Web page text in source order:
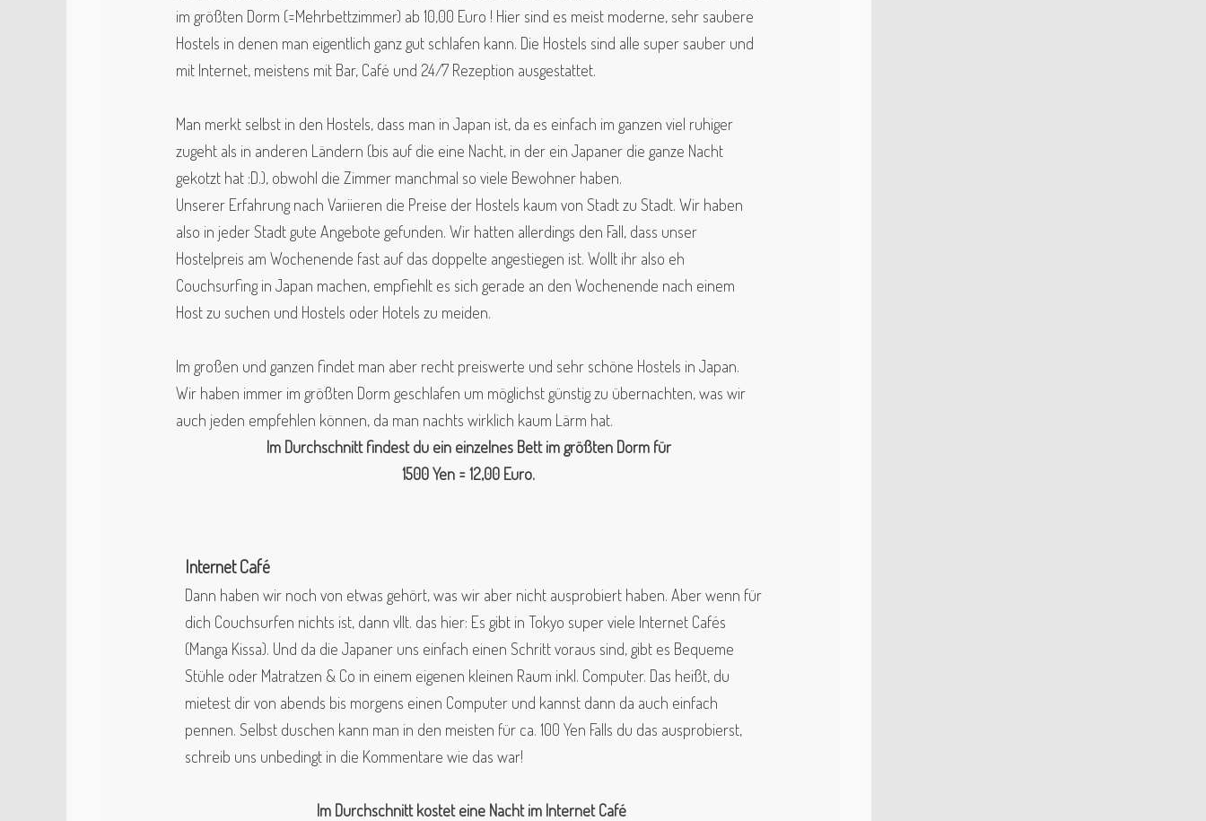
im größten Dorm (=Mehrbettzimmer) ab 10,00 Euro ! Hier sind es meist moderne, sehr saubere
Hostels in denen man eigentlich ganz gut schlafen kann. Die Hostels sind alle super sauber und
mit Internet, meistens mit Bar, Café und 24/7 Rezeption ausgestattet.
Man merkt selbst in den Hostels, dass man in Japan ist, da es einfach im ganzen viel ruhiger
zugeht als in anderen Ländern (bis auf die eine Nacht, in der ein Japaner die ganze Nacht
gekotzt hat :D.), obwohl die Zimmer manchmal so viele Bewohner haben.
Unserer Erfahrung nach Variieren die Preise der Hostels kaum von Stadt zu Stadt. Wir haben
also in jeder Stadt gute Angebote gefunden. Wir hatten allerdings den Fall, dass unser
Hostelpreis am Wochenende fast auf das doppelte angestiegen ist. Wollt ihr also eh
Couchsurfing in Japan machen, empfiehlt es sich gerade an den Wochenende nach einem
Host zu suchen und Hostels oder Hotels zu meiden.
Im großen und ganzen findet man aber recht preiswerte und sehr schöne Hostels in Japan.
Wir haben immer im größten Dorm geschlafen um möglichst günstig zu übernachten, was wir
auch jeden empfehlen können, da man nachts wirklich kaum Lärm hat.
Im Durchschnittfindest du ein einzelnes Bett im größten Dorm für
1500 Yen = 12,00 Euro.
Internet Café
Dann haben wir noch von etwas gehört, was wir aber nicht ausprobiert haben. Aber wenn für
dich Couchsurfen nichts ist, dann vllt. das hier: Es gibt in Tokyo super viele Internet Cafés
(Manga Kissa). Und da die Japaner uns einfach einen Schritt voraus sind, gibt es Bequeme
Stühle oder Matratzen & Co in einem eigenen kleinen Raum inkl. Computer. Das heißt, du
mietest dir von abends bis morgens einen Computer und kannst dann da auch einfach
pennen. Selbst duschen kann man in den meisten für ca. 100 Yen Falls du das ausprobierst,
schreib uns unbedingt in die Kommentare wie das war!
Im Durchschnittkostet eine Nacht im Internet Café